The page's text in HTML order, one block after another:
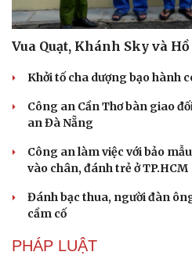
Văn hóa
Sân khấu - Điện ảnh
Âm nhạc
Di sản
Vua Quạt, Khánh Sky và
Khởi tố cha dượng bạo hành
Công an Cần Thơ bàn giao
an Đà Nẵng
Công an làm việc với bảo
vào chân, đánh trẻ ở TP.HCM
Đánh bạc thua, người đàn
cầm cố
PHÁP LUẬT